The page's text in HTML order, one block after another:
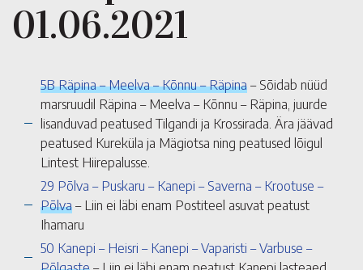
01.06.2021
5B Räpina – Meelva – Kõnnu – Räpina– Sõidab nüüd
marsruudil Räpina – Meelva – Kõnnu – Räpina, juurde
lisanduvad peatused Tilgandi ja Krossirada. Ära jäävad
peatused Kureküla ja Mägiotsa ning peatused lõigul
Lintest Hiirepalusse.
29 Põlva – Puskaru – Kanepi – Saverna – Krootuse –
Põlva– Liin ei läbi enam Postiteel asuvat peatust
Ihamaru
50 Kanepi – Heisri – Kanepi – Vaparisti – Varbuse –